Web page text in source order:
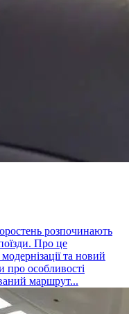
розпочинають
Про це
та новий
про особливості
маршрут...